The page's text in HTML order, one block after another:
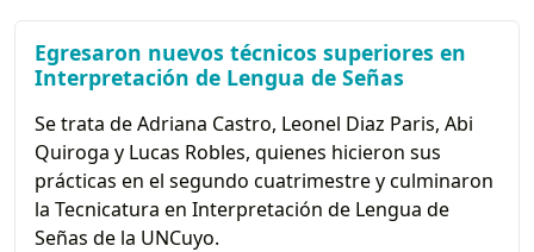
Egresaron nuevos técnicos superiores en
Interpretación de Lengua de Señas
Se trata de Adriana Castro, Leonel Diaz Paris, Abi
Quiroga y Lucas Robles, quienes hicieron sus
prácticas en el segundo cuatrimestre y culminaron
la Tecnicatura en Interpretación de Lengua de
Señas de la UNCuyo.